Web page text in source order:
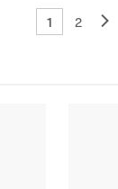
1 2